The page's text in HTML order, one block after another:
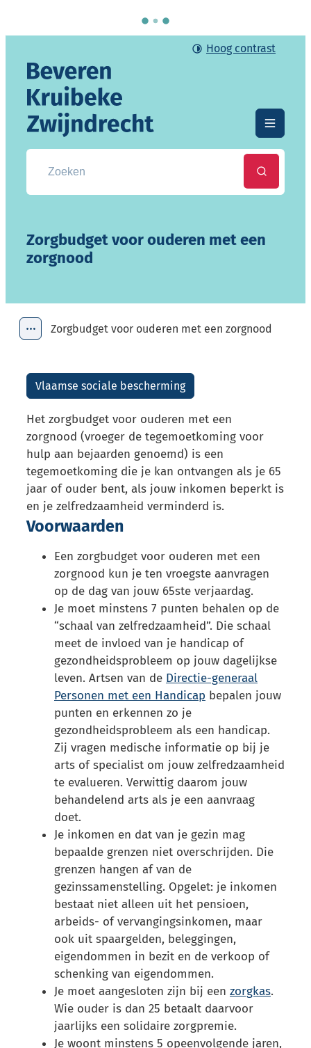
Hoog contrast
Gemeente Beveren-Kruibeke-Zwijndrecht
Zoeken
Menu
Zorgbudget voor ouderen met een
zorgnood
Toon alle broodkruimel items
Zorgbudget voor ouderen met een zorgnood
Vlaamse sociale bescherming
Het zorgbudget voor ouderen met een
zorgnood (vroeger de tegemoetkoming voor
hulp aan bejaarden genoemd) is een
tegemoetkoming die je kan ontvangen als je 65
jaar of ouder bent, als jouw inkomen beperkt is
en je zelfredzaamheid verminderd is.
Voorwaarden
Een zorgbudget voor ouderen met een
zorgnood kun je ten vroegste aanvragen
op de dag van jouw 65ste verjaardag.
Je moet minstens 7 punten behalen op de
“schaal van zelfredzaamheid”. Die schaal
meet de invloed van je handicap of
gezondheidsprobleem op jouw dagelijkse
leven. Artsen van de Directie-generaal
Personen met een Handicap bepalen jouw
punten en erkennen zo je
gezondheidsprobleem als een handicap.
Zij vragen medische informatie op bij je
arts of specialist om jouw zelfredzaamheid
te evalueren. Verwittig daarom jouw
behandelend arts als je een aanvraag
doet.
Je inkomen en dat van je gezin mag
bepaalde grenzen niet overschrijden. Die
grenzen hangen af van de
gezinssamenstelling. Opgelet: je inkomen
bestaat niet alleen uit het pensioen,
arbeids- of vervangingsinkomen, maar
ook uit spaargelden, beleggingen,
eigendommen in bezit en de verkoop of
schenking van eigendommen.
Je moet aangesloten zijn bij een zorgkas.
Wie ouder is dan 25 betaalt daarvoor
jaarlijks een solidaire zorgpremie.
Je woont minstens 5 opeenvolgende jaren,